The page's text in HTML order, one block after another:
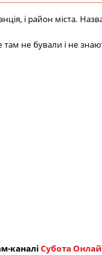
і район міста.
не бували і не
каналі Субота